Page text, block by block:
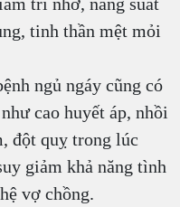
tinh thần mệt mỏi
ngủ ngáy cũng có
cao huyết áp, nhồi
đột quỵ trong lúc
giảm khả năng tình
vợ chồng.